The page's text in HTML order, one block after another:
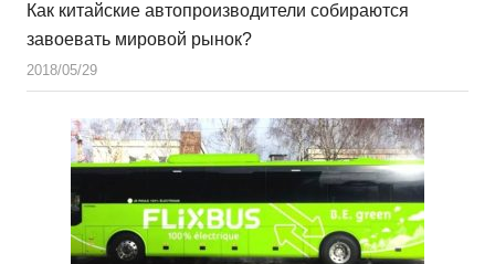
Как китайские автопроизводители собираются
завоевать мировой рынок?
2018/05/29